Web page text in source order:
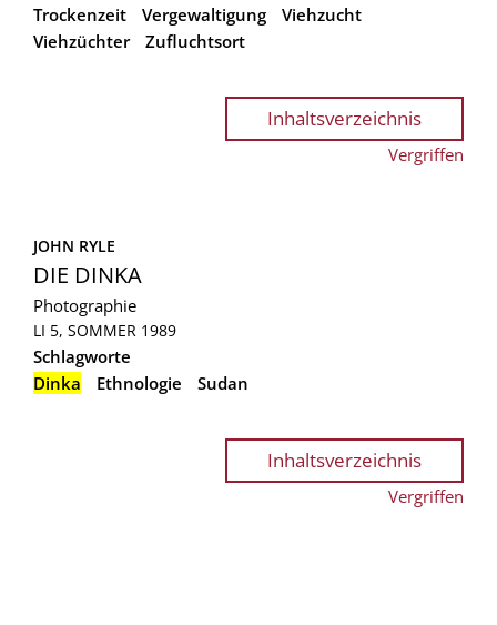
Trockenzeit
Vergewaltigung
Viehzucht
Viehzüchter
Zufluchtsort
Inhaltsverzeichnis
Vergriffen
JOHN RYLE
DIE DINKA
Photographie
LI 5, SOMMER 1989
Schlagworte
Dinka
Ethnologie Sudan
Inhaltsverzeichnis
Vergriffen